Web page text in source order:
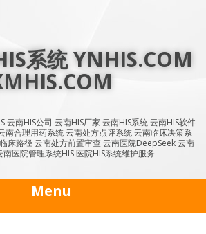
系统 YNHIS.COM
云南HIS公司 云南HIS厂家 云南HIS系统 云南HIS软件
南合理用药系统 云南处方点评系统 云南临床决策系
床路径 云南处方前置审查 云南医院DeepSeek 云南
南医院管理系统HIS 医院HIS系统维护服务
Menu